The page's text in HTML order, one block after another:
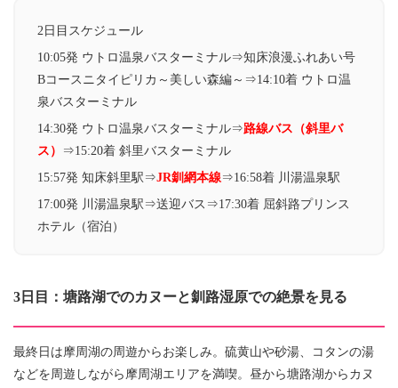
2日目スケジュール
10:05発 ウトロ温泉バスターミナル⇒知床浪漫ふれあい号
Bコースニタイピリカ～美しい森編～⇒14:10着 ウトロ温
泉バスターミナル
14:30発 ウトロ温泉バスターミナル⇒路線バス（斜里バ
ス）
⇒15:20着 斜里バスターミナル
15:57発 知床斜里駅⇒JR釧網本線⇒16:58着 川湯温泉駅
17:00発 川湯温泉駅⇒送迎バス⇒17:30着 屈斜路プリンス
ホテル（宿泊）
3日目：塘路湖でのカヌーと釧路湿原での絶景を見る
最終日は摩周湖の周遊からお楽しみ。硫黄山や砂湯、コタンの湯
などを周遊しながら摩周湖エリアを満喫。昼から塘路湖からカヌ